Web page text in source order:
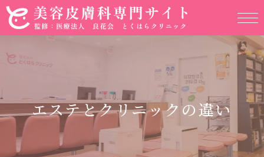
エステとクリニックの違い